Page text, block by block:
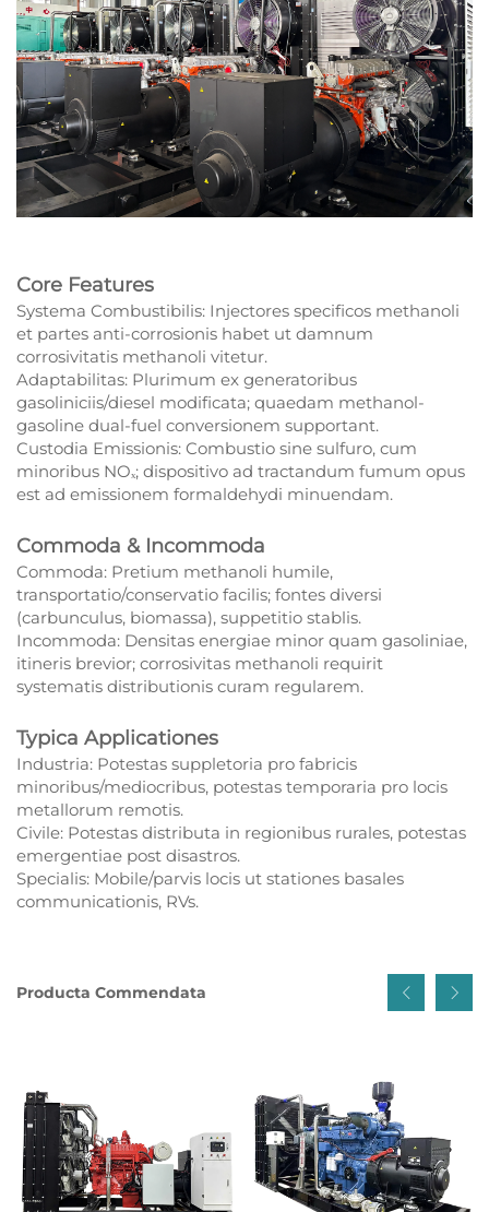
Core Features
Systema Combustibilis: Injectores specificos methanoli
et partes anti-corrosionis habet ut damnum
corrosivitatis methanoli vitetur.
Adaptabilitas: Plurimum ex generatoribus
gasoliniciis/diesel modificata; quaedam methanol-
gasoline dual-fuel conversionem supportant.
Custodia Emissionis: Combustio sine sulfuro, cum
minoribus NOₓ; dispositivo ad tractandum fumum opus
est ad emissionem formaldehydi minuendam.
Commoda & Incommoda
Commoda: Pretium methanoli humile,
transportatio/conservatio facilis; fontes diversi
(carbunculus, biomassa), suppetitio stablis.
Incommoda: Densitas energiae minor quam gasoliniae,
itineris brevior; corrosivitas methanoli requirit
systematis distributionis curam regularem.
Typica Applicationes
Industria: Potestas suppletoria pro fabricis
minoribus/mediocribus, potestas temporaria pro locis
metallorum remotis.
Civile: Potestas distributa in regionibus rurales, potestas
emergentiae post disastros.
Specialis: Mobile/parvis locis ut stationes basales
communicationis, RVs.
Producta Commendata